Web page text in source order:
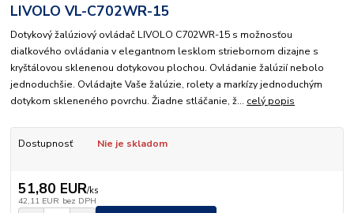
LIVOLO VL-C702WR-15
Dotykový žalúziový ovládač LIVOLO C702WR-15 s možnosťou
diaľkového ovládania v elegantnom lesklom striebornom dizajne s
kryštálovou sklenenou dotykovou plochou. Ovládanie žalúzií nebolo
jednoduchšie. Ovládajte Vaše žalúzie, rolety a markízy jednoduchým
dotykom skleneného povrchu. Žiadne stláčanie, ž... celý popis
Dostupnosť Nie je skladom
51,80 EUR/ks
42,11 EUR bez DPH